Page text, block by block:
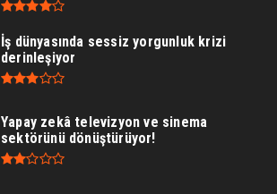
İş dünyasında sessiz yorgunluk krizi
derinleşiyor
Yapay zekâ televizyon ve sinema
sektörünü dönüştürüyor!